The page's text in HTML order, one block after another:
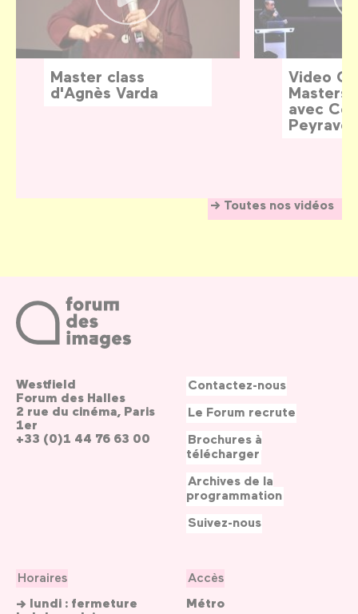
Toutes nos vidéos
Master class
d'Agnès Varda
Video
avec
Westfield
Forum des Halles
2 rue du cinéma, Paris
1er
+33 (0)1 44 76 63 00
Horaires
→ lundi : fermeture
Accès
Métro
Contactez-nous
Le Forum recrute
Brochures à
télécharger
Archives de la
programmation
Suivez-nous